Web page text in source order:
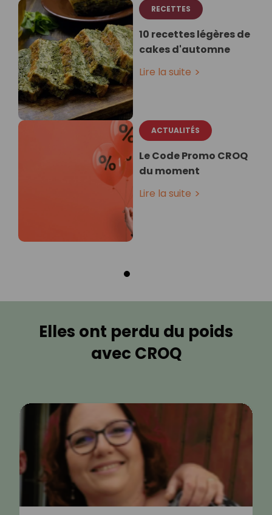
RECETTES
10 recettes légères de
cakes d'automne
Lire la suite
ACTUALITÉS
Le Code Promo CROQ
du moment
Lire la suite
Elles ont perdu du poids
avec CROQ